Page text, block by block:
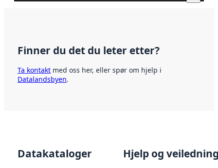
Finner du det du leter etter?
Ta kontakt med oss her, eller spør om hjelp i
Datalandsbyen.
Datakataloger Hjelp og